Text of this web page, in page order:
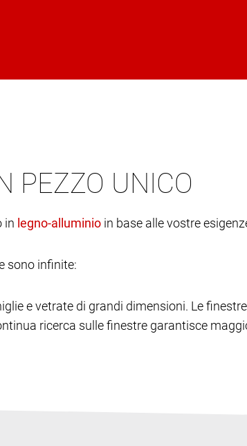
PEZZO UNICO
in in base alle vostre
sono infinite:
e vetrate di grandi dimensioni. Le
ricerca sulle finestre garantisce